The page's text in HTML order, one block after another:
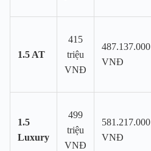
1.5 AT
415
triệu
VNĐ
487.137.000
VNĐ
1.5
Luxury
499
triệu
VNĐ
581.217.000
VNĐ